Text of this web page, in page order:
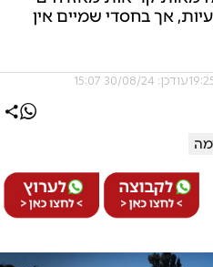
אך בחסדי שמיים אין
עודכן: 30/08/24 15:07